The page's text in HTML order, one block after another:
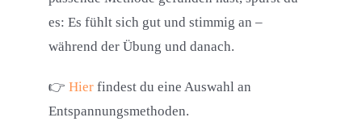
es: Es fühlt sich gut und stimmig an –
während der Übung und danach.
👉 Hierfindest du eine Auswahl an
Entspannungsmethoden.